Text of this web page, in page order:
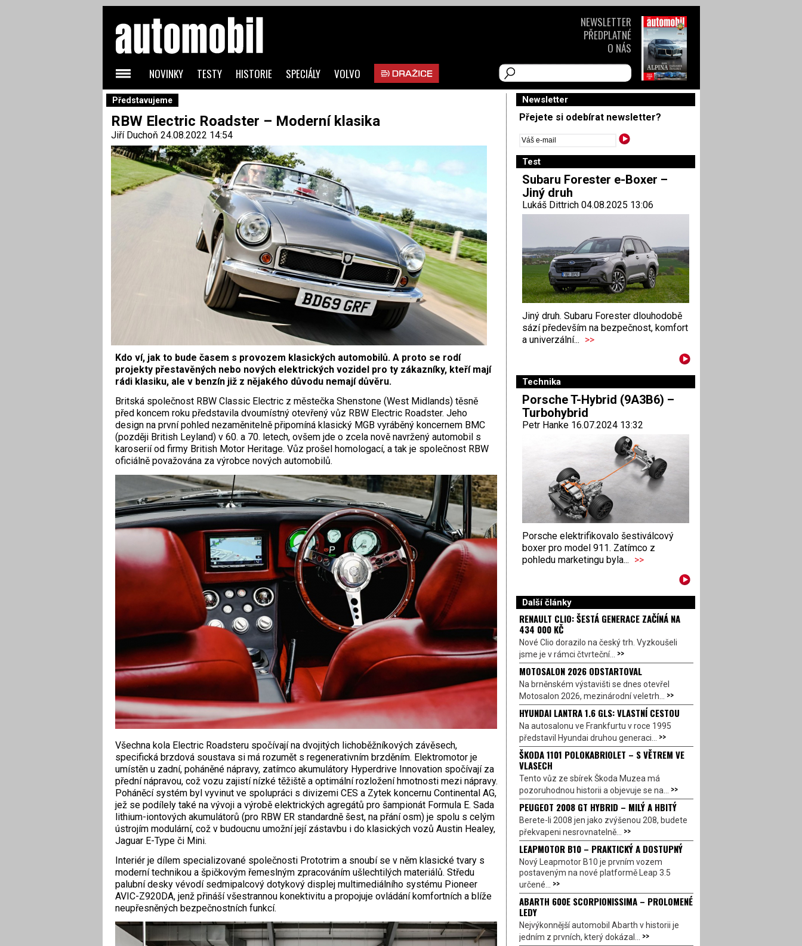
Představujeme
RBW Electric Roadster – Moderní klasika
Jiří Duchoň 24.08.2022 14:54
Kdo ví, jak to bude časem s provozem klasických automobilů. A proto se rodí
projekty přestavěných nebo nových elektrických vozidel pro ty zákazníky, kteří mají
rádi klasiku, ale v benzín již z nějakého důvodu nemají důvěru.
Britská společnost RBW Classic Electric z městečka Shenstone (West Midlands) těsně
před koncem roku představila dvoumístný otevřený vůz RBW Electric Roadster. Jeho
design na první pohled nezaměnitelně připomíná klasický MGB vyráběný koncernem BMC
(později British Leyland) v 60. a 70. letech, ovšem jde o zcela nově navržený automobil s
karoserií od firmy British Motor Heritage. Vůz prošel homologací, a tak je společnost RBW
oficiálně považována za výrobce nových automobilů.
Všechna kola Electric Roadsteru spočívají na dvojitých lichoběžníkových závěsech,
specifická brzdová soustava si má rozumět s regenerativním brzděním. Elektromotor je
umístěn u zadní, poháněné nápravy, zatímco akumulátory Hyperdrive Innovation spočívají za
přední nápravou, což vozu zajistí nízké těžiště a optimální rozložení hmotnosti mezi nápravy.
Poháněcí systém byl vyvinut ve spolupráci s divizemi CES a Zytek koncernu Continental AG,
jež se podílely také na vývoji a výrobě elektrických agregátů pro šampionát Formula E. Sada
lithium-iontových akumulátorů (pro RBW ER standardně šest, na přání osm) je spolu s celým
ústrojím modulární, což v budoucnu umožní její zástavbu i do klasických vozů Austin Healey,
Jaguar E-Type či Mini.
Interiér je dílem specializované společnosti Prototrim a snoubí se v něm klasické tvary s
moderní technikou a špičkovým řemeslným zpracováním ušlechtilých materiálů. Středu
palubní desky vévodí sedmipalcový dotykový displej multimediálního systému Pioneer
AVIC-Z920DA, jenž přináší všestrannou konektivitu a propojuje ovládání komfortních a blíže
neupřesněných bezpečnostních funkcí.
Newsletter
Přejete si odebírat newsletter?
Test
Subaru Forester e-Boxer –
Jiný druh
Lukáš Dittrich 04.08.2025 13:06
Jiný druh. Subaru Forester dlouhodobě
sází především na bezpečnost, komfort
a univerzální... >>
Technika
Porsche T-Hybrid (9A3B6) –
Turbohybrid
Petr Hanke 16.07.2024 13:32
Porsche elektrifikovalo šestiválcový
boxer pro model 911. Zatímco z
pohledu marketingu byla... >>
Další články
RENAULT CLIO: ŠESTÁ GENERACE ZAČÍNÁ NA
434 000 KČ
Nové Clio dorazilo na český trh. Vyzkoušeli
jsme je v rámci čtvrteční... >>
MOTOSALON 2026 ODSTARTOVAL
Na brněnském výstavišti se dnes otevřel
Motosalon 2026, mezinárodní veletrh... >>
HYUNDAI LANTRA 1.6 GLS: VLASTNÍ CESTOU
Na autosalonu ve Frankfurtu v roce 1995
představil Hyundai druhou generaci... >>
ŠKODA 1101 POLOKABRIOLET – S VĚTREM VE
VLASECH
Tento vůz ze sbírek Škoda Muzea má
pozoruhodnou historii a objevuje se na... >>
PEUGEOT 2008 GT HYBRID – MILÝ A HBITÝ
Berete-li 2008 jen jako zvýšenou 208, budete
překvapeni nesrovnatelně... >>
LEAPMOTOR B10 – PRAKTICKÝ A DOSTUPNÝ
Nový Leapmotor B10 je prvním vozem
postaveným na nové platformě Leap 3.5
určené... >>
ABARTH 600E SCORPIONISSIMA – PROLOMENÉ
LEDY
Nejvýkonnější automobil Abarth v historii je
jedním z prvních, který dokázal... >>
NOVINKY TESTY HISTORIE SPECIÁLY VOLVO
NEWSLETTER
PŘEDPLATNÉ
O NÁS